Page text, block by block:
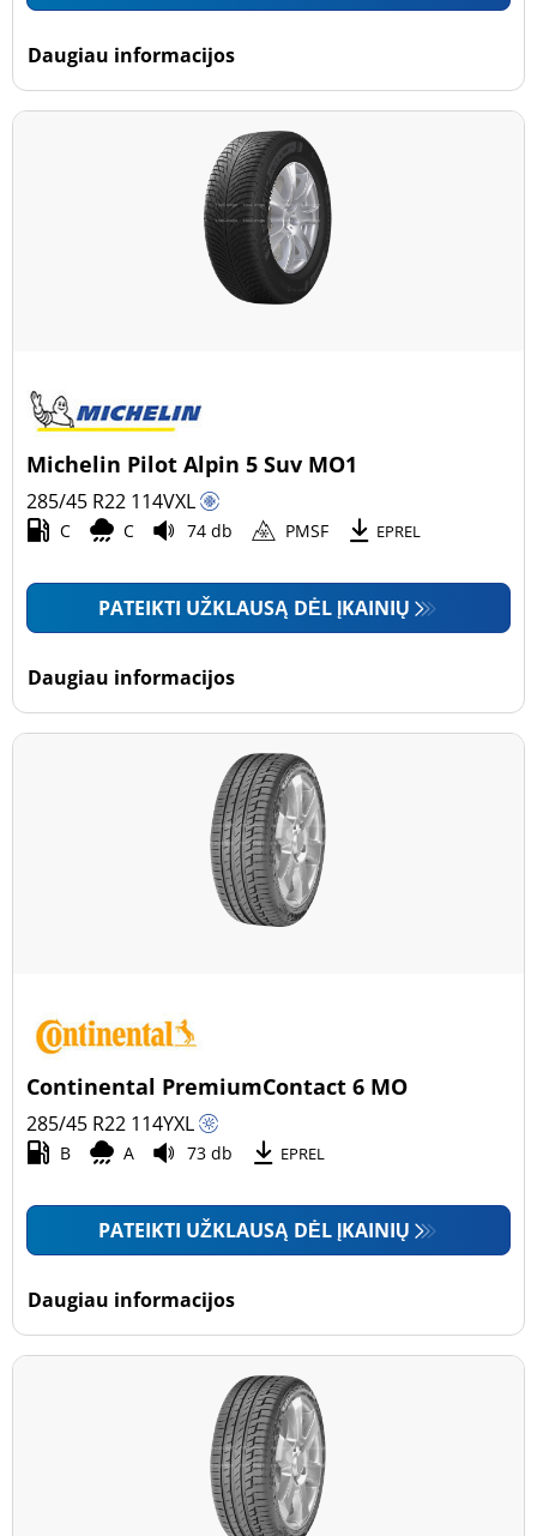
Daugiau informacijos
Michelin Pilot Alpin 5 Suv MO1
285/45 R22 114VXL
C C 74 db PMSF EPREL
PATEIKTI UŽKLAUSĄ DĖL ĮKAINIŲ
Daugiau informacijos
Continental PremiumContact 6 MO
285/45 R22 114YXL
B A 73 db EPREL
PATEIKTI UŽKLAUSĄ DĖL ĮKAINIŲ
Daugiau informacijos